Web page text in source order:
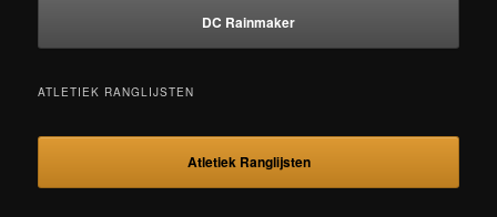
DC Rainmaker
ATLETIEK RANGLIJSTEN
Atletiek Ranglijsten